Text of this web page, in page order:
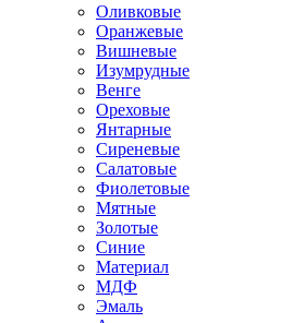
Оливковые
Оранжевые
Вишневые
Изумрудные
Венге
Ореховые
Янтарные
Сиреневые
Салатовые
Фиолетовые
Мятные
Золотые
Синие
Материал
МДФ
Эмаль